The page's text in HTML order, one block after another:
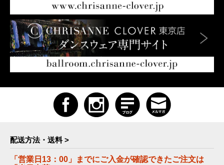
配送方法・送料 >
「営業日13：00」までにご入金が確認できたご注文は